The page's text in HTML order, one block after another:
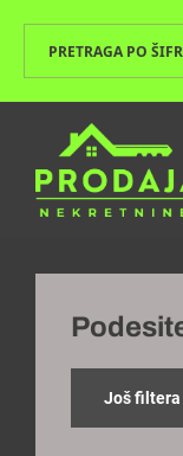
Još filtera